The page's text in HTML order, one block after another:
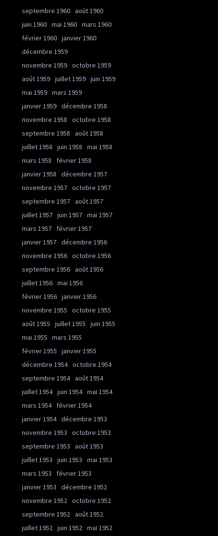
septembre 1960 août 1960
juin 1960 mai 1960 mars 1960
février 1960 janvier 1960
décembre 1959
novembre 1959 octobre 1959
août 1959 juillet 1959 juin 1959
mai 1959 mars 1959
janvier 1959 décembre 1958
novembre 1958
octobre 1958
septembre 1958
août 1958
juillet 1958
juin 1958
mai 1958
mars 1958
février 1958
janvier 1958
décembre 1957
novembre 1957 octobre 1957
septembre 1957 août 1957
juillet 1957 juin 1957 mai 1957
mars 1957
février 1957
janvier 1957 décembre 1956
novembre 1956 octobre 1956
septembre 1956 août 1956
juillet 1956 mai 1956
février 1956 janvier 1956
novembre 1955
octobre 1955
août 1955
juillet 1955
juin 1955
mai 1955
mars 1955
février 1955
janvier 1955
décembre 1954 octobre 1954
septembre 1954 août 1954
juillet 1954 juin 1954 mai 1954
mars 1954
février 1954
janvier 1954 décembre 1953
novembre 1953
octobre 1953
septembre 1953
août 1953
juillet 1953
juin 1953
mai 1953
mars 1953
février 1953
janvier 1953
décembre 1952
novembre 1952 octobre 1952
septembre 1952 août 1952
juillet 1952 juin 1952 mai 1952